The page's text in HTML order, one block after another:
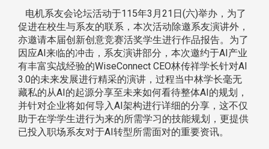
电机系友会论坛活动于115年3月21日(六)举办，为了
促进在校生与系友的联系，本次活动除邀系友演讲外，
亦邀请本届创新创意竞赛活奖学生进行作品报告。为了
因应AI来临的冲击，系友演讲部分，本次邀约于AI产业
有丰富实战经验的WiseConnect CEO林传祥学长针对AI
3.0的未来发展进行精采的演讲，过程当中林学长毫无
藏私的从AI的起源分享至未来如何看待整体AI的规划，
并针对企业将如何导入AI架构进行详细的分享，这不仅
助于在学学生进行为来的所需学习的技能规划，更提供
已投入职场系友对于AI转型所需面对的重要资讯。